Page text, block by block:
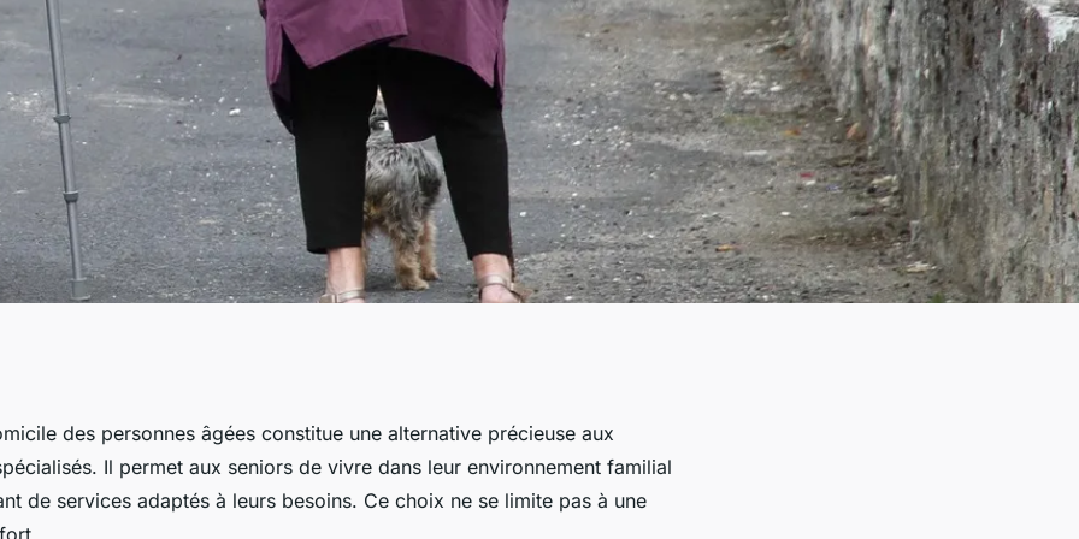
du maintien à
physique et
des personnes âgées constitue une alternative précieuse aux
Il permet aux seniors de vivre dans leur environnement familial
de services adaptés à leurs besoins. Ce choix ne se limite pas à une